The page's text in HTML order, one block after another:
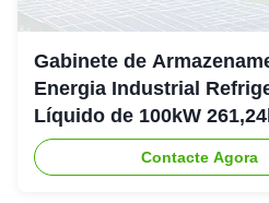
Gabinete de
Energia Industrial
Líquido de 100kW
Contacte Agora